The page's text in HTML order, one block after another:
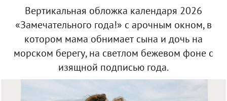
Вертикальная обложка календаря 2026
«Замечательного года!» с арочным окном, в
котором мама обнимает сына и дочь на
морском берегу, на светлом бежевом фоне с
изящной подписью года.